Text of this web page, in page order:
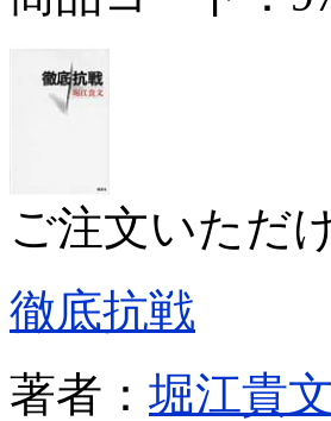
ご注文いただ
徹底抗戦
著者： 堀江貴文